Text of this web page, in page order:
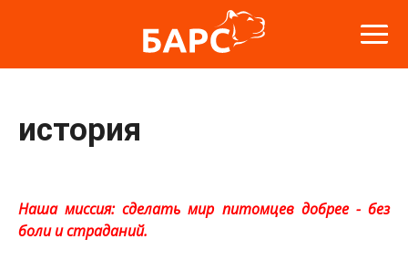
история
Наша миссия: сделать мир питомцев добрее - без
боли и страданий.